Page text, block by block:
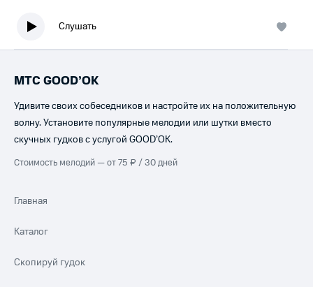
Слушать
МТС GOOD’OK
Удивите своих собеседников и настройте их на положительную
волну. Установите популярные мелодии или шутки вместо
скучных гудков с услугой GOOD’OK.
Стоимость мелодий — от 75 ₽ / 30 дней
Главная
Каталог
Скопируй гудок